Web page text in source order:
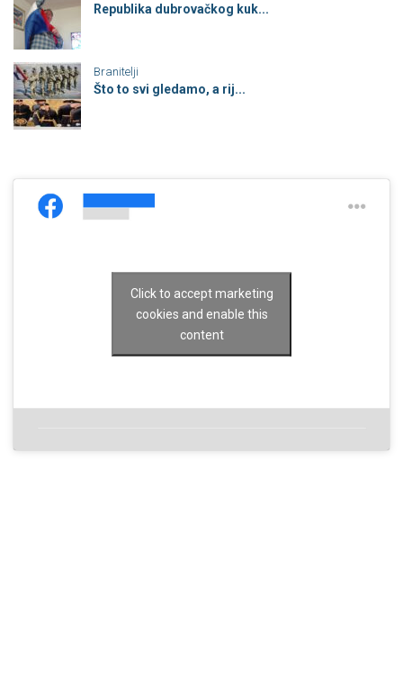
Republika dubrovačkog kuk...
Branitelji
Što to svi gledamo, a rij...
Click to accept marketing
cookies and enable this
content